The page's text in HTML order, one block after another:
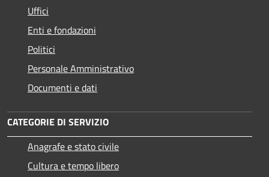
Uffici
Enti e fondazioni
Politici
Personale Amministrativo
Documenti e dati
CATEGORIE DI SERVIZIO
Anagrafe e stato civile
Cultura e tempo libero